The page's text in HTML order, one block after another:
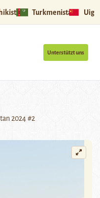
Turkmenistan
Unterstützt uns
2024 #2